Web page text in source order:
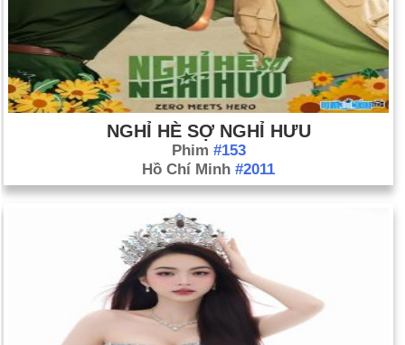
NGHỈ HÈ SỢ NGHỈ HƯU
Phim #153
Hồ Chí Minh #2011